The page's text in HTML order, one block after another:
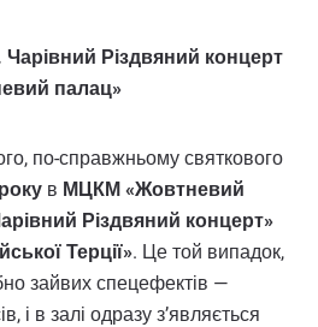
Чарівний Різдвяний концерт
палац»
по-справжньому святкового
в МЦКМ «Жовтневий
Різдвяний концерт»
Терції». Це той випадок,
зайвих спецефектів —
і в залі одразу з’являється